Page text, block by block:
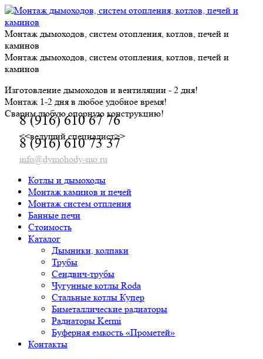
Skip
to
content
Монтаж дымоходов, систем отопления, котлов, печей и
каминов
Монтаж дымоходов, систем отопления, котлов, печей и
каминов
Изготовление дымоходов и вентиляции - 2 дня!
Монтаж 1-2 дня в любое удобное время!
Сварим любую опорную конструкцию!
8 (916) 610 67 76
<<ведущий специалист>>
8 (916) 610 73 37
info@dymohody-mo.ru
Котлы и дымоходы
Монтаж каминов и печей
Монтаж систем отпления
Банные печи
Стоимость
Каталог
Дымники, колпаки
Трубы
Сендвич-трубы
Чугунные котлы Roda
Стальные котлы Купер
Биметаллические радиаторы
Радиаторы Kermi
Буферная емкость «Прометей»
Контакты